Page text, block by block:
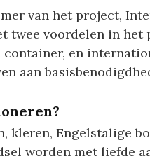
van het project,
twee voordelen in het
en
aan
kleren, Engelstalige
worden met liefde